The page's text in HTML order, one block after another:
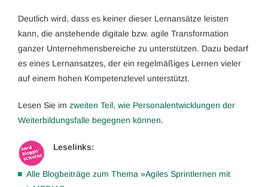
Deutlich wird, dass es keiner dieser Lernansätze leisten
kann, die anstehende digitale bzw. agile Transformation
ganzer Unternehmensbereiche zu unterstützen. Dazu bedarf
es eines Lernansatzes, der ein regelmäßiges Lernen vieler
auf einem hohen Kompetenzlevel unterstützt.
Lesen Sie im zweiten Teil, wie Personalentwicklungen der
Weiterbildungsfalle begegnen können.
Leselinks:
Alle Blogbeiträge zum Thema »Agiles Sprintlernen mit